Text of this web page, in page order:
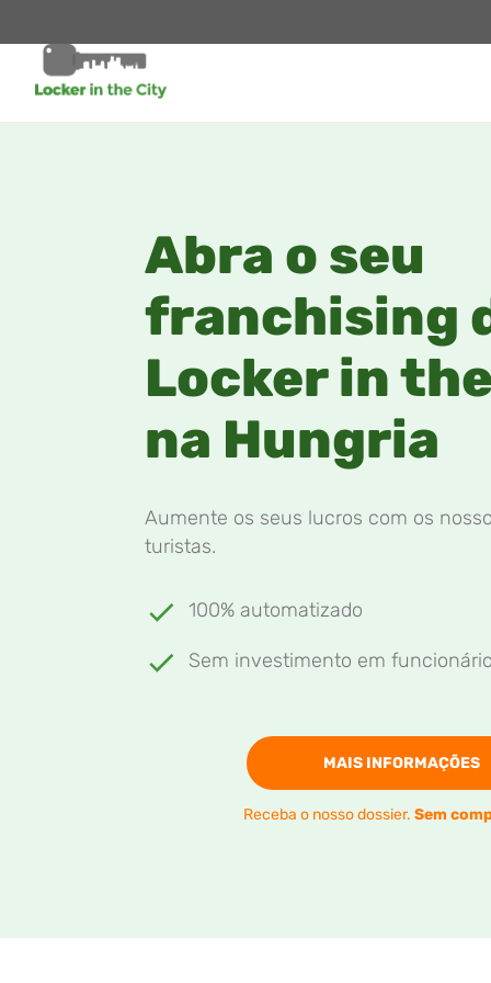
Abra o seu
franchising
Locker in
na Hungria
Aumente os seus lucros com os
turistas.
100% automatizado
Sem investimento em
MAIS INFORMAÇÕES
Receba o nosso dossier. Sem